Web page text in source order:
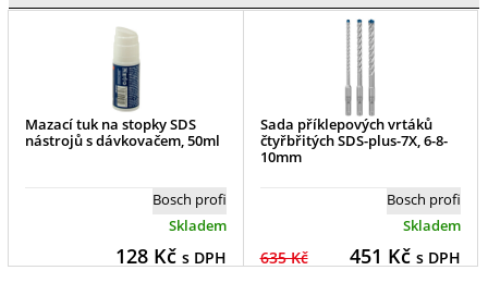
Mazací tuk na stopky SDS
nástrojů s dávkovačem, 50ml
Bosch profi
Skladem
128Kč s DPH
Sada příklepových vrtáků
čtyřbřitých SDS-plus-7X, 6-8-
10mm
Bosch profi
Skladem
635 Kč 451 Kč s DPH